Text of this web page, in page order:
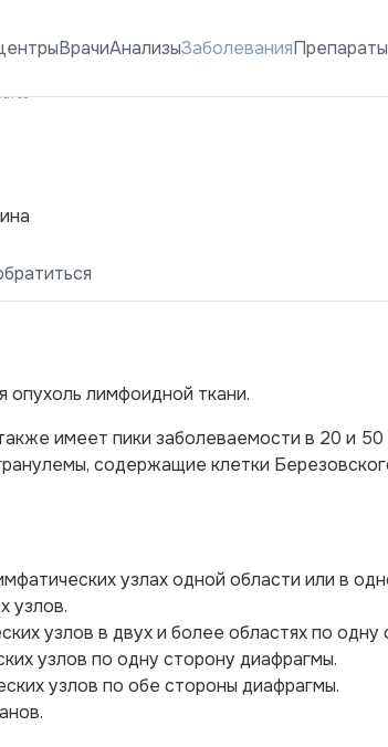
ВрачиАнализыЗаболеванияПрепараты
опухоль лимфоидной ткани.
имеет пики заболеваемости в 20 и 50
содержащие клетки
узлах одной области или в
узлов.
узлов в двух и более областях по одну
узлов по одну сторону диафрагмы.
узлов по обе стороны диафрагмы.